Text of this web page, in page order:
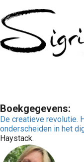
Boekgegevens:
De creatieve revolutie.
onderscheiden in het
Haystack.